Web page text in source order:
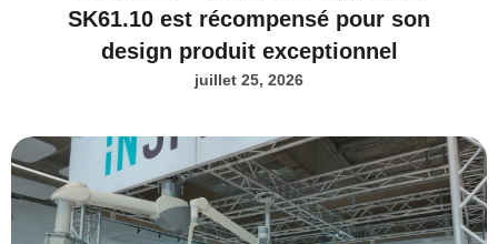
SK61.10 est récompensé pour son
design produit exceptionnel
juillet 25, 2026